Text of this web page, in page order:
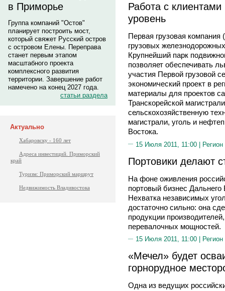
в Приморье
Группа компаний "Остов"
планирует построить мост,
который свяжет Русский остров
с островом Елены. Переправа
станет первым этапом
масштабного проекта
комплексного развития
территории. Завершение работ
намечено на конец 2027 года.
статьи раздела
Актуально
Хабаровску - 160 лет
Адреса инвестиций. Приморский
край
Туризм: Приморский маршрут
Недвижимость Владивостока
Работа с
уровень
Первая грузовая
грузовых
Крупнейший парк
позволяет обеспечивать
участия Первой грузовой
экономический проект в
материалы для проектов
Транскорейской
сельскохозяйственную
магистрали, уголь и
Востока.
15 Июля 2011, 11:00 | Регион
Портовики делают
На фоне оживления
портовый бизнес Дальнего
Нехватка независимых
достаточно сильно: она
продукции
перевалочных мощностей.
15 Июля 2011, 11:00 |
«Мечел» будет
горнорудное
Одна из ведущих